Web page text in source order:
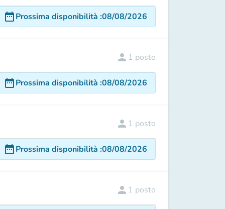
date_rangeProssima disponibilità :08/08/2026
person 1 posto
date_rangeProssima disponibilità :08/08/2026
person 1 posto
date_rangeProssima disponibilità :08/08/2026
person 1 posto